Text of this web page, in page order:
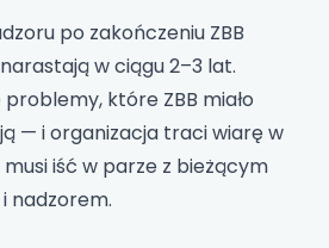
po zakończeniu ZBB
w ciągu 2–3 lat.
które ZBB miało
— i organizacja traci wiarę w
iść w parze z bieżącym
nadzorem.